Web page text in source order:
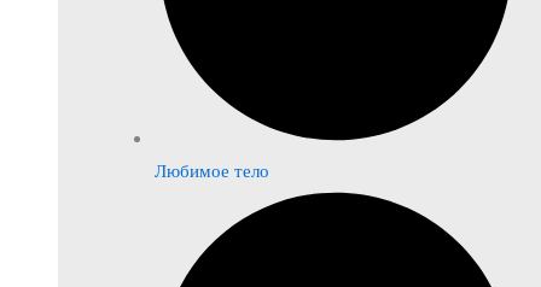
Любимое тело